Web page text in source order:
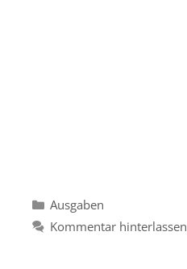
Kategorien
Ausgaben
Kommentar hinterlassen